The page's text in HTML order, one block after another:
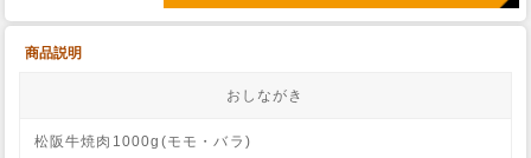
商品説明
おしながき
松阪牛焼肉1000g(モモ・バラ)